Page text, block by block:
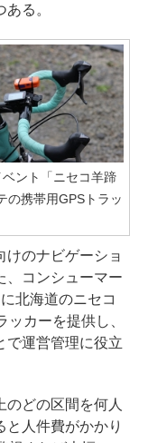
る。
ント「ニセコ羊蹄
の携帯用GPSトラッ
のナビゲーショ
、コンシューマー
北海道のニセコ
カーを提供し、
で運営管理に役立
どの区間を何人
と人件費がかかり